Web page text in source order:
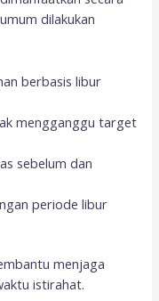
dilakukan
berbasis libur
mengganggu target
sebelum dan
periode libur
menjaga
istirahat.